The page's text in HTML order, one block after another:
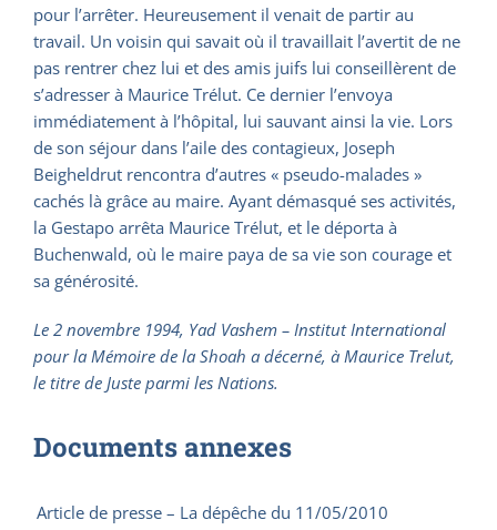
pour l’arrêter. Heureusement il venait de partir au
travail. Un voisin qui savait où il travaillait l’avertit de ne
pas rentrer chez lui et des amis juifs lui conseillèrent de
s’adresser à Maurice Trélut. Ce dernier l’envoya
immédiatement à l’hôpital, lui sauvant ainsi la vie. Lors
de son séjour dans l’aile des contagieux, Joseph
Beigheldrut rencontra d’autres « pseudo-malades »
cachés là grâce au maire. Ayant démasqué ses activités,
la Gestapo arrêta Maurice Trélut, et le déporta à
Buchenwald, où le maire paya de sa vie son courage et
sa générosité.
Le 2 novembre 1994, Yad Vashem – Institut International
pour la Mémoire de la Shoah a décerné, à Maurice Trelut,
le titre de Juste parmi les Nations.
Documents annexes
Article de presse – La dépêche du 11/05/2010